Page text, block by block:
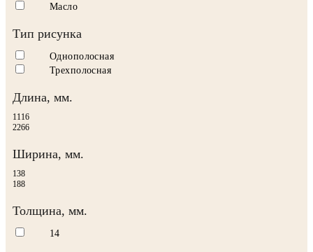
Масло
Тип рисунка
Однополосная
Трехполосная
Длина, мм.
1116
2266
Ширина, мм.
138
188
Толщина, мм.
14